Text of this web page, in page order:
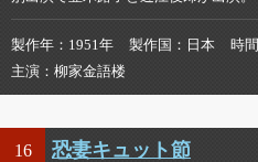
製作年 1951年 製作国 日本 時間
主演
柳家金語楼
16 恐妻キュット節